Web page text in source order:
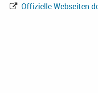
Offizielle Webseiten